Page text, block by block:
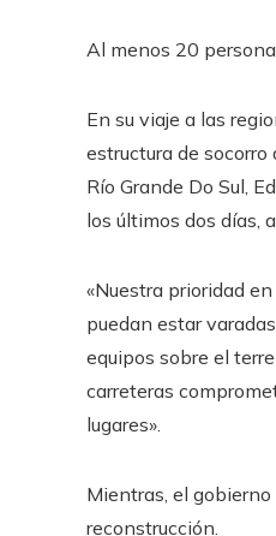
Al menos 20
En su viaje a las
estructura de
Río Grande Do Sul,
los últimos dos días,
«Nuestra prioridad
puedan estar
equipos sobre el
carreteras
lugares».
Mientras, el
reconstrucción.